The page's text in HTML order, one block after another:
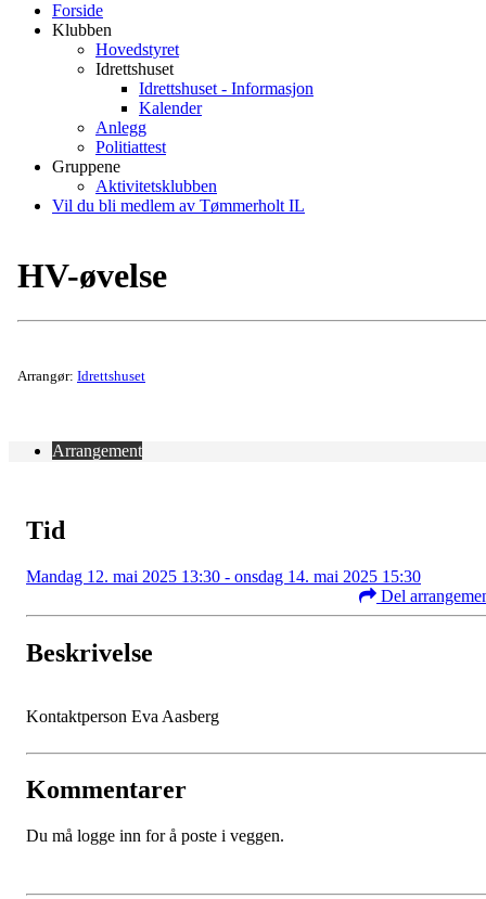
Forside
Klubben
Hovedstyret
Idrettshuset
Idrettshuset - Informasjon
Kalender
Anlegg
Politiattest
Gruppene
Aktivitetsklubben
Vil du bli medlem av Tømmerholt IL
HV-øvelse
Arrangør: Idrettshuset
Arrangement
Tid
Mandag 12. mai 2025 13:30 - onsdag 14. mai 2025 15:30
Del
Beskrivelse
Kontaktperson Eva Aasberg
Kommentarer
Du må logge inn for å poste i veggen.